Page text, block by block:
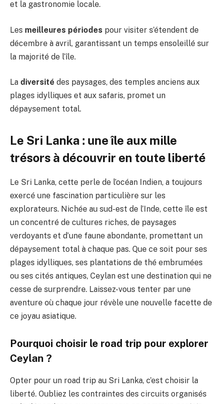
et la gastronomie locale.
Les meilleures périodes pour visiter s’étendent de
décembre à avril, garantissant un temps ensoleillé sur
la majorité de l’île.
La diversité des paysages, des temples anciens aux
plages idylliques et aux safaris, promet un
dépaysement total.
Le Sri Lanka : une île aux mille
trésors à découvrir en toute liberté
Le Sri Lanka, cette perle de l’océan Indien, a toujours
exercé une fascination particulière sur les
explorateurs. Nichée au sud-est de l’Inde, cette île est
un concentré de cultures riches, de paysages
verdoyants et d’une faune abondante, promettant un
dépaysement total à chaque pas. Que ce soit pour ses
plages idylliques, ses plantations de thé embrumées
ou ses cités antiques, Ceylan est une destination qui ne
cesse de surprendre. Laissez-vous tenter par une
aventure où chaque jour révèle une nouvelle facette de
ce joyau asiatique.
Pourquoi choisir le road trip pour explorer
Ceylan ?
Opter pour un road trip au Sri Lanka, c’est choisir la
liberté. Oubliez les contraintes des circuits organisés